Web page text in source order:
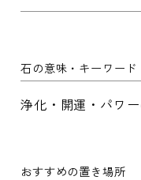
石の意味・キーワード
浄化・開運・パワ
おすすめの置き場所